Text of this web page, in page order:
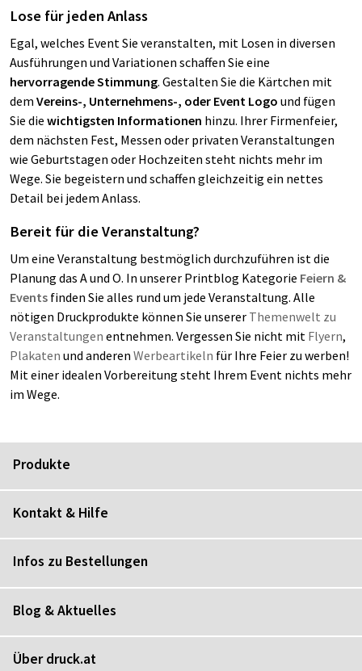
Lose für jeden Anlass
Egal, welches Event Sie veranstalten, mit Losen in diversen
Ausführungen und Variationen schaffen Sie eine
hervorragende Stimmung. Gestalten Sie die Kärtchen mit
dem Vereins-, Unternehmens-, oder Event Logo und fügen
Sie die wichtigsten Informationen hinzu. Ihrer Firmenfeier,
dem nächsten Fest, Messen oder privaten Veranstaltungen
wie Geburtstagen oder Hochzeiten steht nichts mehr im
Wege. Sie begeistern und schaffen gleichzeitig ein nettes
Detail bei jedem Anlass.
Bereit für die Veranstaltung?
Um eine Veranstaltung bestmöglich durchzuführen ist die
Planung das A und O. In unserer Printblog Kategorie Feiern &
Events finden Sie alles rund um jede Veranstaltung. Alle
nötigen Druckprodukte können Sie unserer Themenwelt zu
Veranstaltungen entnehmen. Vergessen Sie nicht mit Flyern,
Plakaten und anderen Werbeartikeln für Ihre Feier zu werben!
Mit einer idealen Vorbereitung steht Ihrem Event nichts mehr
im Wege.
Produkte
Kontakt & Hilfe
Infos zu Bestellungen
Blog & Aktuelles
Über druck.at